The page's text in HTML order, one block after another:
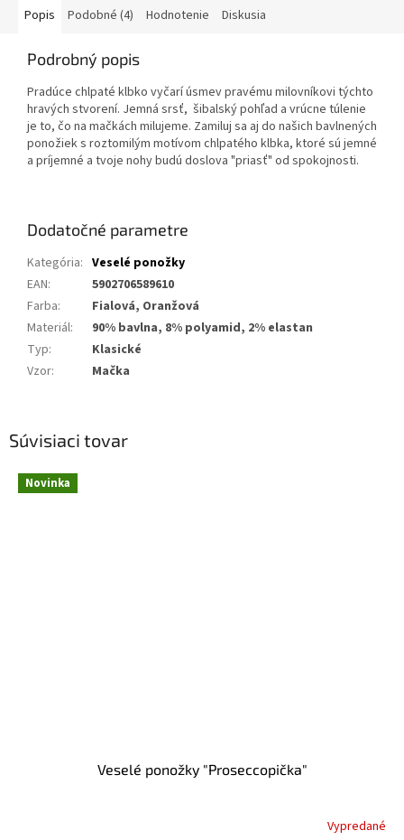
Súvisiaci tovar
Novinka
Veselé ponožky "Proseccopička"
Vypredané
Popis Podobné (4) Hodnotenie Diskusia
Podrobný popis
Pradúce chlpaté klbko vyčarí úsmev pravému milovníkovi týchto
hravých stvorení. Jemná srsť, šibalský pohľad a vrúcne túlenie
je to, čo na mačkách milujeme. Zamiluj sa aj do našich bavlnených
ponožiek s roztomilým motívom chlpatého klbka, ktoré sú jemné
a príjemné a tvoje nohy budú doslova "priasť" od spokojnosti.
Dodatočné parametre
Kategória: Veselé ponožky
EAN:
5902706589610
Farba:
Fialová, Oranžová
Materiál:
90% bavlna, 8% polyamid, 2% elastan
Typ:
Klasické
Vzor: Mačka